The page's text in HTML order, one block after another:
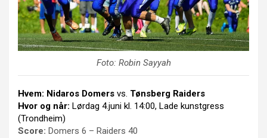
Foto: Robin Sayyah
Hvem: Nidaros Domers vs. Tønsberg Raiders
Hvor og når: Lørdag 4.juni kl. 14:00, Lade kunstgress
(Trondheim)
Score: Domers 6 – Raiders 40